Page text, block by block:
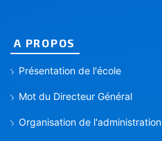
A PROPOS
Présentation de l'école
Mot du Directeur Général
Organisation de l'administration